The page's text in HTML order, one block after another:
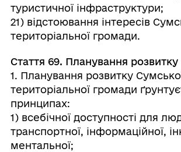
туристичної інфраструктури;
21) відстоювання інтересів
територіальної громади.
Стаття 69. Планування розвитку
1. Планування розвитку
територіальної громади
принципах:
1) всебічної доступності для
транспортної, інформаційної,
ментальної;